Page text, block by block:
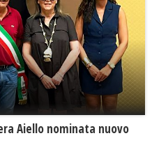
Aiello nominata nuovo